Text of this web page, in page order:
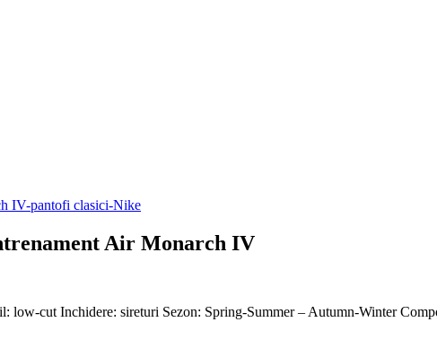
Air Monarch IV
low-cut Inchidere: sireturi Sezon: Spring-Summer – Autumn-Winter